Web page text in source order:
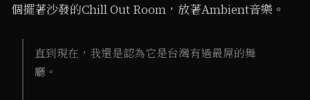
個擺著沙發的Chill Out Room，放著Ambient音樂。
直到現在，我還是認為它是台灣有過最屌的舞
廳。